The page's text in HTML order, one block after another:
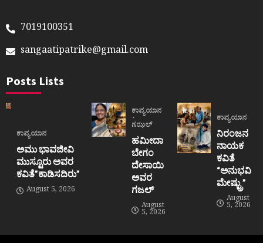
7019100351
sangaatipatrike@gmail.com
Posts Lists
ಕಾವ್ಯಯಾನ
ಅಮು ಭಾವಜೀವಿ
ಮುಸ್ಟೂರು ಅವರ
ಕವಿತೆ”ಕಾಡಿಸದಿರು”
August 5, 2026
ಕಾವ್ಯಯಾನ
ಗಝಲ್
ಹಮೀದಾ
ಬೇಗಂ
ದೇಸಾಯಿ
ಅವರ
ಗಜಲ್
August
5, 2026
ಕಾವ್ಯಯಾನ
ನಿರಂಜನ
ನಾಯಕ
ಕವಿತೆ
“ಅನುಭವಿ
ಮೇಷ್ಟ್ರು”
August
5, 2026